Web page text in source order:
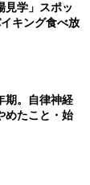
見学」スポッ
キング食べ放
期。自律神経
めたこと・始